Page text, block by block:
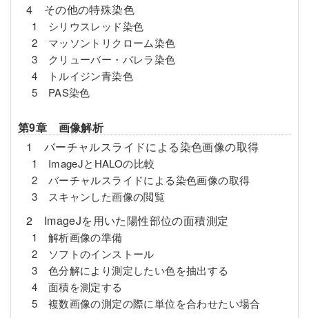
4 その他の特殊染色
1 シリウスレッド染色
2 マッソントリクローム染色
3 クリューバー・バレラ染色
4 トルイジン青染色
5 PAS染色
第9章 画像解析
1 バーチャルスライドによる染色画像の取得
1 ImageJとHALOの比較
2 バーチャルスライドによる染色画像の取得
3 スキャンした画像の閲覧
2 ImageJを用いた陽性部位の面積測定
1 解析画像の準備
2 ソフトのインストール
3 色分解により測定したい色を抽出する
4 面積を測定する
5 複数画像の測定の際に単位を合わせたい場合